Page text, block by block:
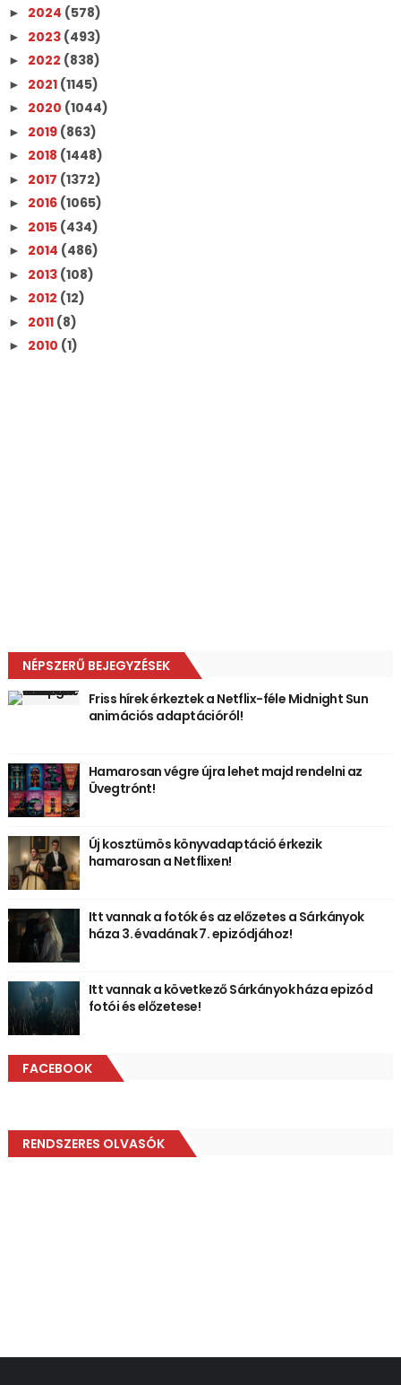
► 2024 (578)
► 2023 (493)
► 2022 (838)
► 2021 (1145)
► 2020 (1044)
► 2019 (863)
► 2018 (1448)
► 2017 (1372)
► 2016 (1065)
► 2015 (434)
► 2014 (486)
► 2013 (108)
► 2012 (12)
► 2011 (8)
► 2010 (1)
NÉPSZERŰ BEJEGYZÉSEK
Friss hírek érkeztek a Netflix-féle Midnight Sun
animációs adaptációról!
Hamarosan végre újra lehet majd rendelni az
Üvegtrónt!
Új kosztümös könyvadaptáció érkezik
hamarosan a Netflixen!
Itt vannak a fotók és az előzetes a Sárkányok
háza 3. évadának 7. epizódjához!
Itt vannak a következő Sárkányok háza epizód
fotói és előzetese!
FACEBOOK
RENDSZERES OLVASÓK